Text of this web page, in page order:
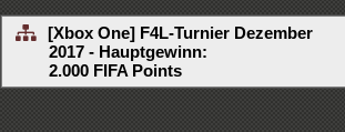
[Xbox One] F4L-Turnier Dezember
2017 - Hauptgewinn:
2.000 FIFA Points